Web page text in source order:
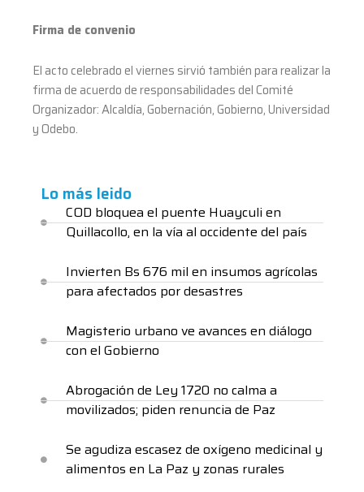
Firma de convenio
El acto celebrado el viernes sirvió también para realizar la
firma de acuerdo de responsabilidades del Comité
Organizador: Alcaldía, Gobernación, Gobierno, Universidad
y Odebo.
Lo más leido
COD bloquea el puente Huayculi en
Quillacollo, en la vía al occidente del país
Invierten Bs 676 mil en insumos agrícolas
para afectados por desastres
Magisterio urbano ve avances en diálogo
con el Gobierno
Abrogación de Ley 1720 no calma a
movilizados; piden renuncia de Paz
Se agudiza escasez de oxígeno medicinal y
alimentos en La Paz y zonas rurales